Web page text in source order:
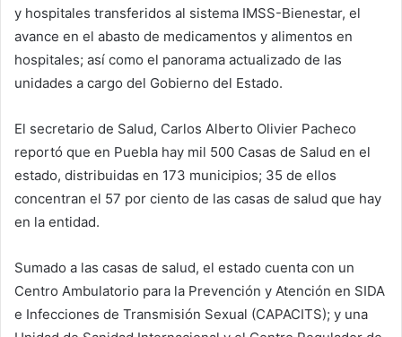
y hospitales transferidos al sistema IMSS-Bienestar, el
avance en el abasto de medicamentos y alimentos en
hospitales; así como el panorama actualizado de las
unidades a cargo del Gobierno del Estado.
El secretario de Salud, Carlos Alberto Olivier Pacheco
reportó que en Puebla hay mil 500 Casas de Salud en el
estado, distribuidas en 173 municipios; 35 de ellos
concentran el 57 por ciento de las casas de salud que hay
en la entidad.
Sumado a las casas de salud, el estado cuenta con un
Centro Ambulatorio para la Prevención y Atención en SIDA
e Infecciones de Transmisión Sexual (CAPACITS); y una